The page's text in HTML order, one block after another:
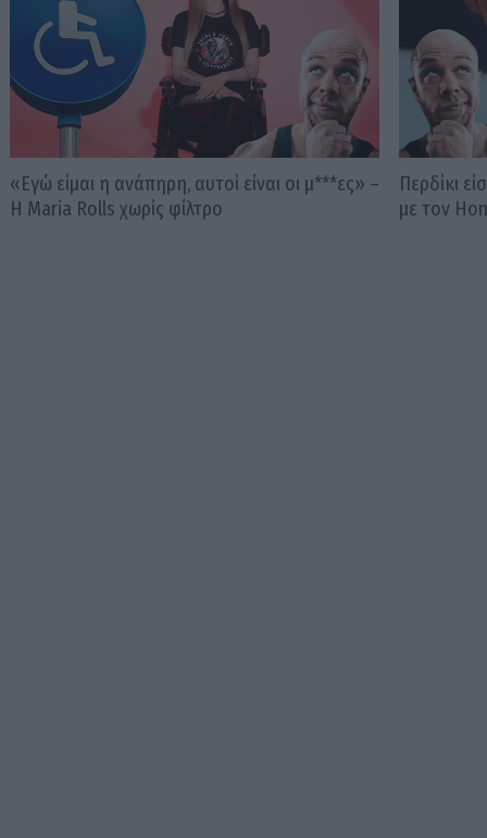
«Εγώ είμαι η ανάπηρη, αυτοί είναι οι μ***ες» –
Η Maria Rolls χωρίς φίλτρο
Περδίκι
με τον